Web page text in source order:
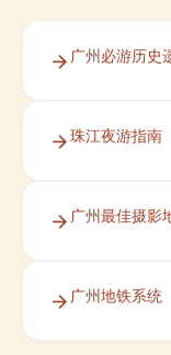
广州必游历史
珠江夜游指南
广州最佳摄影
广州地铁系统